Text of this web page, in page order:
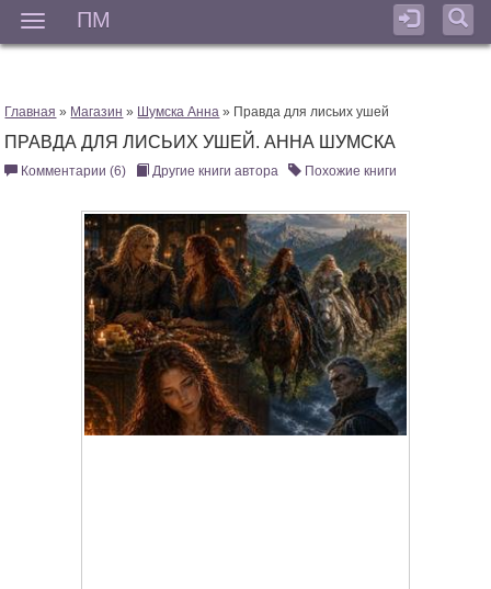
ПМ
Главная » Магазин » Шумска Анна » Правда для лисьих ушей
ПРАВДА ДЛЯ ЛИСЬИХ УШЕЙ. АННА ШУМСКА
Комментарии (6) Другие книги автора Похожие книги